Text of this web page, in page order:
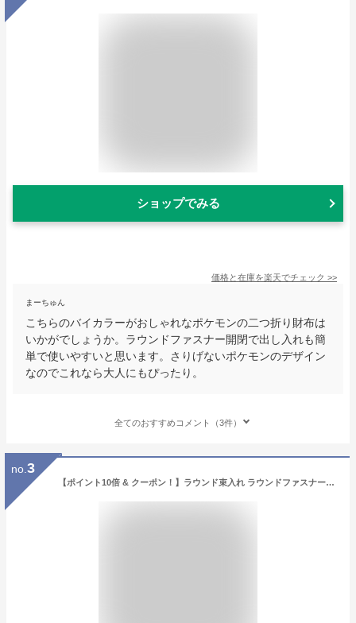
ショップでみる
価格と在庫を楽天でチェック >>
まーちゅん
こちらのバイカラーがおしゃれなポケモンの二つ折り財布は
いかがでしょうか。ラウンドファスナー開閉で出し入れも簡
単で使いやすいと思います。さりげないポケモンのデザイン
なのでこれなら大人にもぴったり。
全てのおすすめコメント（3件）
no. 3
【ポイント10倍 & クーポン！】ラウンド束入れ ラウンドファスナーロングウォレット レディース長財布 ポケットモンスター キルトシリーズ オレンジ ポケモン サンアート プレゼント ギフト